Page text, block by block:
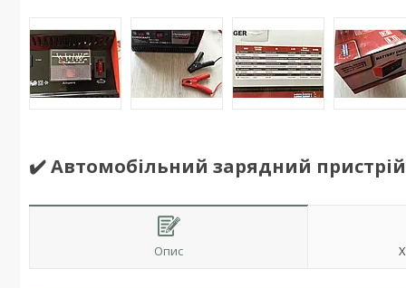
✔️ Автомобільний зарядний пристрій
Опис